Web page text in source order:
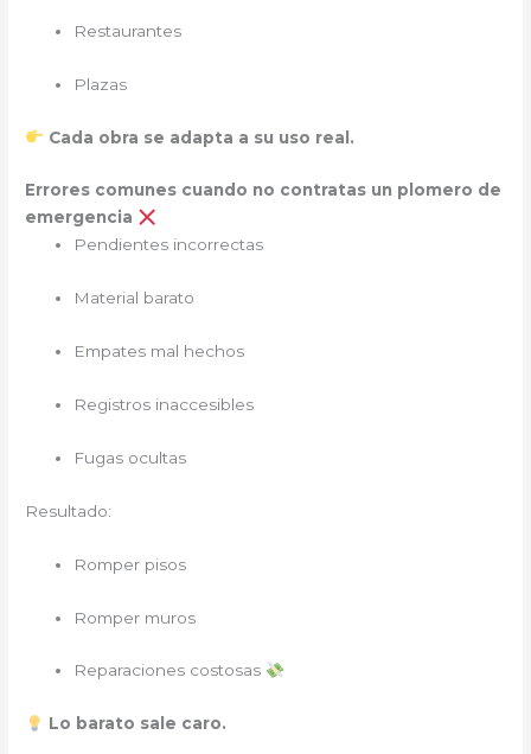
Restaurantes
Plazas
Cada obra se adapta a su uso real.
Errores comunes cuando no contratas un plomero de
emergencia
Pendientes incorrectas
Material barato
Empates mal hechos
Registros inaccesibles
Fugas ocultas
Resultado:
Romper pisos
Romper muros
Reparaciones costosas
Lo barato sale caro.